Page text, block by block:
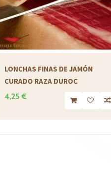
LONCHAS FINAS DE JAMÓN
CURADO RAZA DUROC
4,25 €